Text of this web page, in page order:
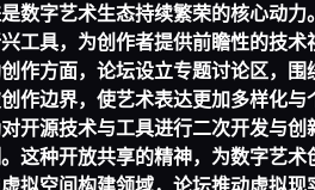
数字艺术生态持续繁荣的核心动
工具，为创作者提供前瞻性的技术
作方面，论坛设立专题讨论区，
作边界，使艺术表达更加多样化与
开源技术与工具进行二次开发与
这种开放共享的精神，为数字艺术